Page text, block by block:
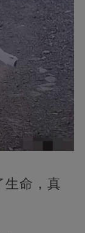
生命，真